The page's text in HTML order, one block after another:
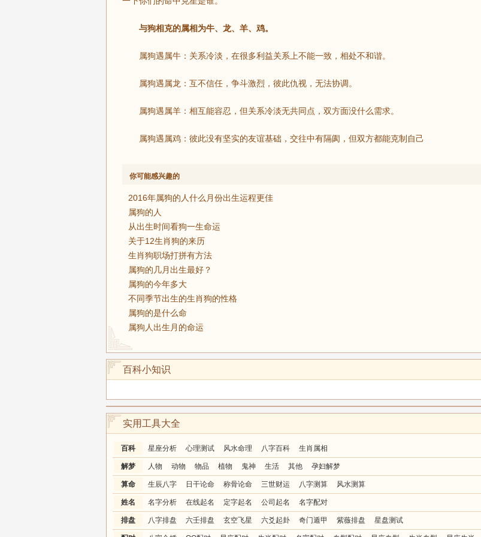
与狗相克的属相为牛、龙、羊、鸡。
属狗遇属牛：关系冷淡，在很多利益关系上不能一致，相处不和谐。
属狗遇属龙：互不信任，争斗激烈，彼此仇视，无法协调。
属狗遇属羊：相互能容忍，但关系冷淡无共同点，双方面没什么需求。
属狗遇属鸡：彼此没有坚实的友谊基础，交往中有隔阂，但双方都能克制自己
你可能感兴趣的
2016年属狗的人什么月份出生运程更佳
属狗的人
从出生时间看狗一生命运
关于12生肖狗的来历
生肖狗职场打拼有方法
属狗的几月出生最好？
属狗的今年多大
不同季节出生的生肖狗的性格
属狗的是什么命
属狗人出生月的命运
百科小知识
实用工具大全
百科 星座分析 心理测试 风水命理 八字百科 生肖属相
解梦 人物 动物 物品 植物 鬼神 生活 其他 孕妇解梦
算命 生辰八字 日干论命 称骨论命 三世财运 八字测算 风水测算
姓名 名字分析 在线起名 定字起名 公司起名 名字配对
排盘 八字排盘 六壬排盘 玄空飞星 六爻起卦 奇门遁甲 紫薇排盘 星盘测试
龙 蛇
猴 鸡